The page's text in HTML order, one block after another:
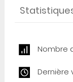
Nombre
Dernière